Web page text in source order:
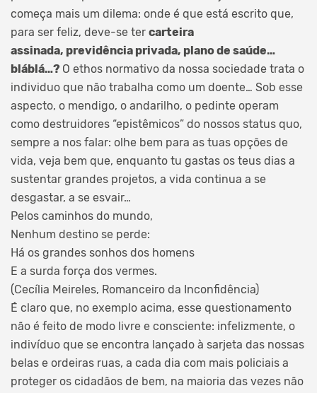
começa mais um dilema: onde é que está escrito que,
para ser feliz, deve-se ter carteira
assinada, previdência privada, plano de saúde…
bláblá…? O ethos normativo da nossa sociedade trata o
individuo que não trabalha como um doente… Sob esse
aspecto, o mendigo, o andarilho, o pedinte operam
como destruidores “epistêmicos” do nossos status quo,
sempre a nos falar: olhe bem para as tuas opções de
vida, veja bem que, enquanto tu gastas os teus dias a
sustentar grandes projetos, a vida continua a se
desgastar, a se esvair…
Pelos caminhos do mundo,
Nenhum destino se perde:
Há os grandes sonhos dos homens
E a surda força dos vermes.
(Cecília Meireles, Romanceiro da Inconfidência)
É claro que, no exemplo acima, esse questionamento
não é feito de modo livre e consciente: infelizmente, o
indivíduo que se encontra lançado à sarjeta das nossas
belas e ordeiras ruas, a cada dia com mais policiais a
proteger os cidadãos de bem, na maioria das vezes não